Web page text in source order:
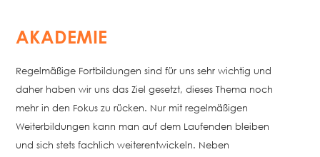
AKADEMIE
Regelmäßige Fortbildungen sind für uns sehr wichtig und
daher haben wir uns das Ziel gesetzt, dieses Thema noch
mehr in den Fokus zu rücken. Nur mit regelmäßigen
Weiterbildungen kann man auf dem Laufenden bleiben
und sich stets fachlich weiterentwickeln. Neben